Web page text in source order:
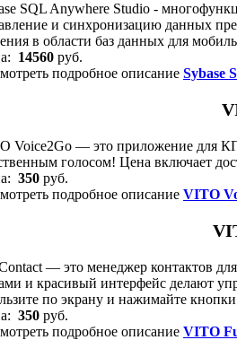
SQL Anywhere Studio -
и синхронизацию данных
в области баз данных для
14560 руб.
подробное описание Sybase
Voice2Go — это приложение для
голосом! Цена включает
350 руб.
подробное описание VITO
— это менеджер контактов
и красивый интерфейс делают
по экрану и нажимайте
350 руб.
подробное описание VITO